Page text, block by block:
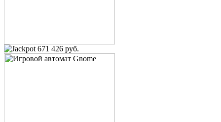
671 426 руб.